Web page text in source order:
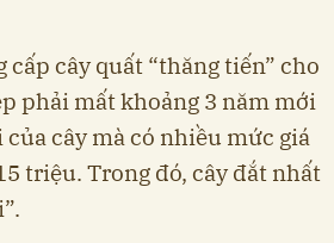
cây quất “thăng tiến” cho
phải mất khoảng 3 năm mới
cây mà có nhiều mức giá
triệu. Trong đó, cây đắt nhất